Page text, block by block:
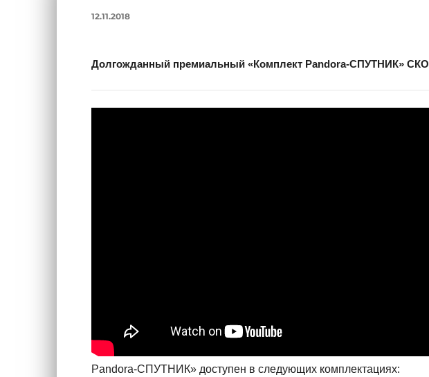
12.11.2018
Долгожданный премиальный «Комплект Pandora-СПУТНИК»
Pandora-СПУТНИК» доступен в следующих комплектациях: